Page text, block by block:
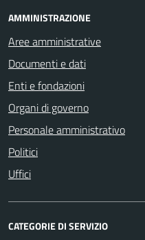
AMMINISTRAZIONE
Aree amministrative
Documenti e dati
Enti e fondazioni
Organi di governo
Personale amministrativo
Politici
Uffici
CATEGORIE DI SERVIZIO